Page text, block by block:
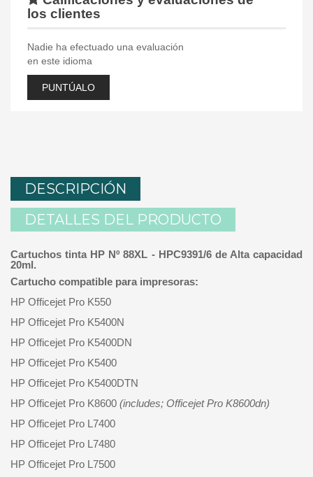
los clientes
Nadie ha efectuado una evaluación
en este idioma
PUNTÚALO
DESCRIPCIÓN
DETALLES DEL PRODUCTO
Cartuchos tinta HP Nº 88XL - HPC9391/6 de Alta capacidad
20ml.
Cartucho compatible para impresoras:
HP Officejet Pro K550
HP Officejet Pro K5400N
HP Officejet Pro K5400DN
HP Officejet Pro K5400
HP Officejet Pro K5400DTN
HP Officejet Pro K8600 (includes; Officejet Pro K8600dn)
HP Officejet Pro L7400
HP Officejet Pro L7480
HP Officejet Pro L7500